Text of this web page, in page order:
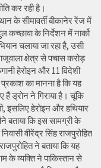
कर रही है।
के सीमावर्ती बीकानेर रेंज में
के निर्देशन में नार्को
चलाया जा रहा है, उसी
क्षेत्र से पचास करोड़
हेरोइन और 11 विदेशी
का मानना है कि यह
ड्रोन ने गिराया है। चूंकि
इसलिए हेरोइन और हथियार
बताया कि इस सामग्री के
वीरेंद्र सिंह राजपुरोहित
ने बताया कि यह
के व्यक्ति ने पाकिस्तान से